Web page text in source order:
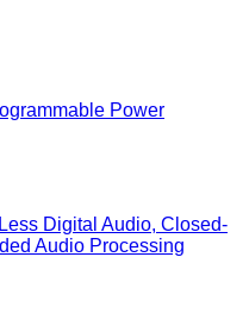
Power
Digital Audio, Closed-
Audio Processing